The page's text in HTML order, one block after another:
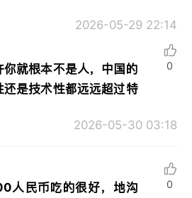
2026-05-29 22:14
就根本不是人，中国的
还是技术性都远远超过特
2026-05-30 03:18
0
人民币吃的很好，地沟
0